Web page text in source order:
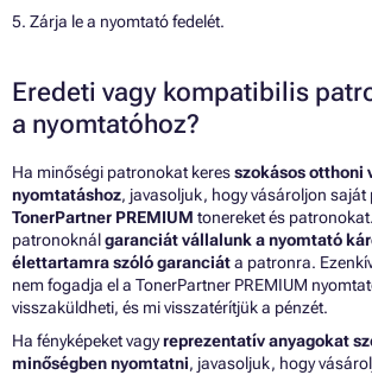
5. Zárja le a nyomtató fedelét.
Eredeti vagy kompatibilis
a nyomtatóhoz?
Ha minőségi patronokat keresszokásos otthoni
nyomtatáshoz, javasoljuk, hogy vásároljon
TonerPartner PREMIUM tonereket és
patronoknálgaranciát vállalunk a nyomtató
élettartamra szóló garanciáta patronra.
nem fogadja el a TonerPartner PREMIUM
visszaküldheti, és mi visszatérítjük a pénzét.
Ha fényképeket vagyreprezentatív anyagokat
minőségben nyomtatni, javasoljuk, hogy